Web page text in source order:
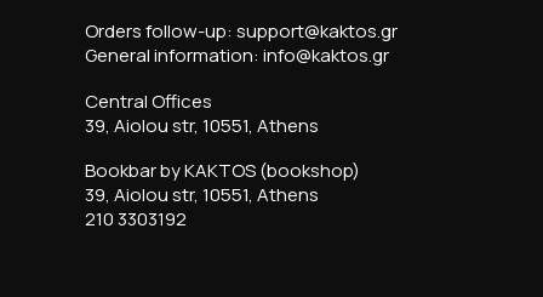
Orders follow-up: support@kaktos.gr
General information: info@kaktos.gr
Central Offices
39, Aiolou str, 10551, Athens
Bookbar by KAKTOS (bookshop)
39, Aiolou str, 10551, Athens
210 3303192